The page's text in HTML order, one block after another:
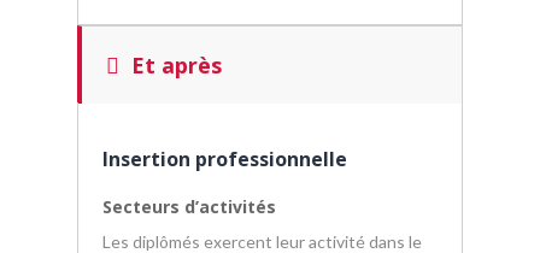
Et après
Insertion professionnelle
Secteurs d’activités
Les diplômés exercent leur activité dans le